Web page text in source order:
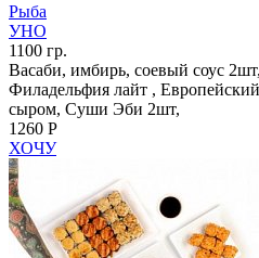
Рыба
УНО
1100 гр.
Васаби, имбирь, соевый соус
Филадельфия лайт ,
сыром, Суши Эби 2шт,
1260 Р
ХОЧУ